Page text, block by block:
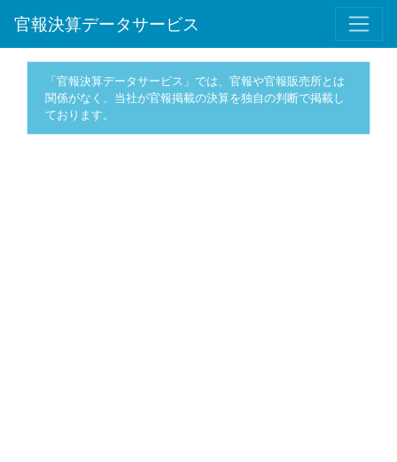
官報決算データサービス
「官報決算データサービス」では、官報や官報販売所とは
関係がなく、当社が官報掲載の決算を独自の判断で掲載し
ております。